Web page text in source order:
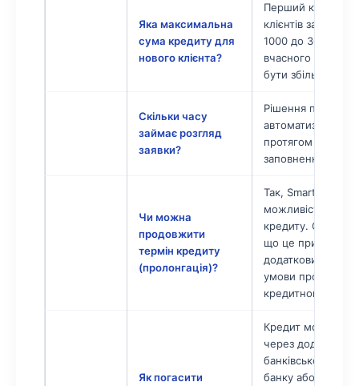
Яка максимальна
сума кредиту для
нового клієнта?
Перший кредит
клієнтів зазвичай
1000 до 3000 грн.
вчасного
бути збільшений
Скільки часу
займає розгляд
заявки?
Рішення
протягом 5
заповнення
Чи можна
продовжити
термін кредиту
(пролонгація)?
Так, Smartiway
можливість
кредиту. Однак
що це
додаткових
умови
кредитному
Як погасити
Кредит можна
через додаток
банківської
банку або